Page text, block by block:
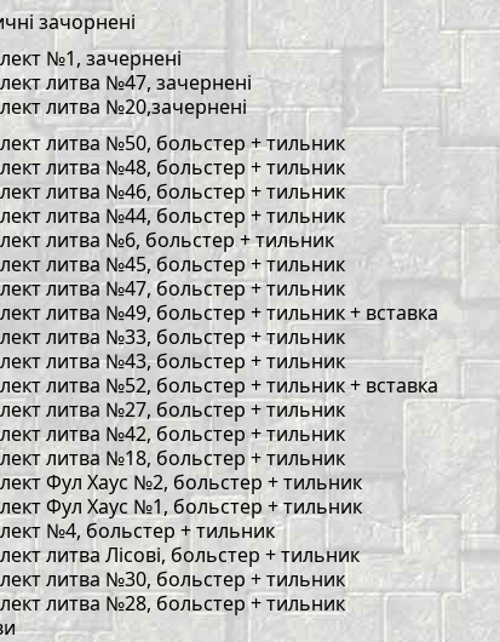
зачорнені
№1, зачернені
литва №47, зачернені
литва №20,зачернені
литва №50, больстер + тильник
литва №48, больстер + тильник
литва №46, больстер + тильник
литва №44, больстер + тильник
литва №6, больстер + тильник
литва №45, больстер + тильник
литва №47, больстер + тильник
литва №49, больстер + тильник + вставка
литва №33, больстер + тильник
литва №43, больстер + тильник
литва №52, больстер + тильник + вставка
литва №27, больстер + тильник
литва №42, больстер + тильник
литва №18, больстер + тильник
Фул Хаус №2, больстер + тильник
Фул Хаус №1, больстер + тильник
№4, больстер + тильник
литва Лісові, больстер + тильник
литва №30, больстер + тильник
литва №28, больстер + тильник